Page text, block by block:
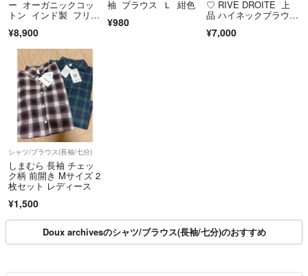
ー オーガニックコッ
トン インド製 フリ
ツ ブラウス 白 36Ｓ
¥8,900
袖 ブラウス Ｌ 紺色
¥980
♡ RIVE DROITE 上
品 ハイネックブラウス
ロングスカート
¥7,000
シャツ/ブラウス(長袖/七分)
しまむら 長袖 チェッ
ク柄 前開き Mサイズ 2
枚セット レディース
¥1,500
Doux archivesのシャツ/ブラウス(長袖/七分)のおすすめ